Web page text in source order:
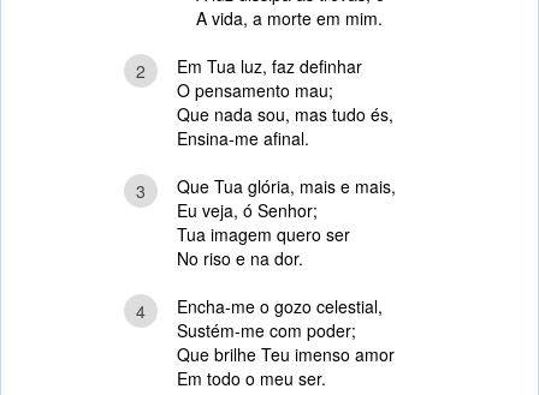
A vida, a morte em mim.
2
Em Tua luz, faz definhar
O pensamento mau;
Que nada sou, mas tudo és,
Ensina-me afinal.
3
Que Tua glória, mais e mais,
Eu veja, ó Senhor;
Tua imagem quero ser
No riso e na dor.
4
Encha-me o gozo celestial,
Sustém-me com poder;
Que brilhe Teu imenso amor
Em todo o meu ser.